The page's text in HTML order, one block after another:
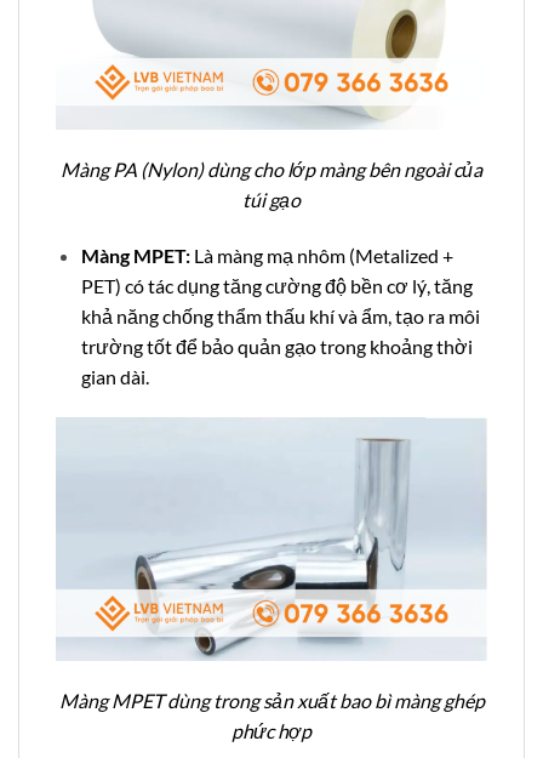
Màng PA (Nylon) dùng cho lớp màng bên ngoài của
túi gạo
Màng MPET:Là màng mạ nhôm (Metalized +
PET) có tác dụng tăng cường độ bền cơ lý, tăng
khả năng chống thẩm thấu khí và ẩm, tạo ra môi
trường tốt để bảo quản gạo trong khoảng thời
gian dài.
Màng MPET dùng trong sản xuất bao bì màng ghép
phức hợp